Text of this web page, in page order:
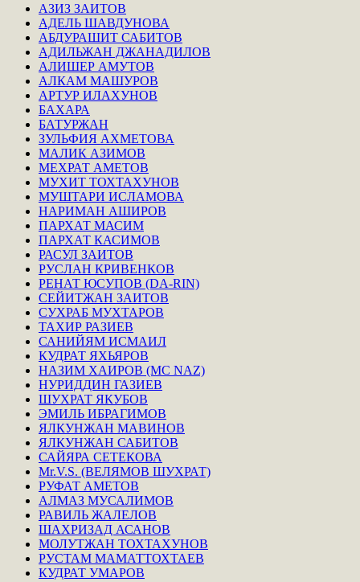
АЗИЗ ЗАИТОВ
АДЕЛЬ ШАВДУНОВА
АБДУРАШИТ САБИТОВ
АДИЛЬЖАН ДЖАНАДИЛОВ
АЛИШЕР АМУТОВ
АЛКАМ МАШУРОВ
АРТУР ИЛАХУНОВ
БАХАРА
БАТУРЖАН
ЗУЛЬФИЯ АХМЕТОВА
МАЛИК АЗИМОВ
МЕХРАТ АМЕТОВ
МУХИТ ТОХТАХУНОВ
МУШТАРИ ИСЛАМОВА
НАРИМАН АШИРОВ
ПАРХАТ МАСИМ
ПАРХАТ КАСИМОВ
РАСУЛ ЗАИТОВ
РУСЛАН КРИВЕНКОВ
РЕНАТ ЮСУПОВ (DA-RIN)
СЕЙИТЖАН ЗАИТОВ
СУХРАБ МУХТАРОВ
ТАХИР РАЗИЕВ
САНИЙЯМ ИСМАИЛ
КУДРАТ ЯХЬЯРОВ
НАЗИМ ХАИРОВ (MC NAZ)
НУРИДДИН ГАЗИЕВ
ШУХРАТ ЯКУБОВ
ЭМИЛЬ ИБРАГИМОВ
ЯЛКУНЖАН МАВИНОВ
ЯЛКУНЖАН САБИТОВ
САЙЯРА СЕТЕКОВА
Mr.V.S. (ВЕЛЯМОВ ШУХРАТ)
РУФАТ АМЕТОВ
АЛМАЗ МУСАЛИМОВ
РАВИЛЬ ЖАЛЕЛОВ
ШАХРИЗАД АСАНОВ
МОЛУТЖАН ТОХТАХУНОВ
РУСТАМ МАМАТТОХТАЕВ
КУДРАТ УМАРОВ